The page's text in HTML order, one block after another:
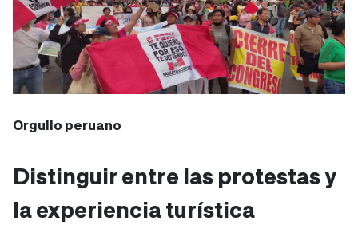
Orgullo peruano
Distinguir entre las protestas y
la experiencia turística